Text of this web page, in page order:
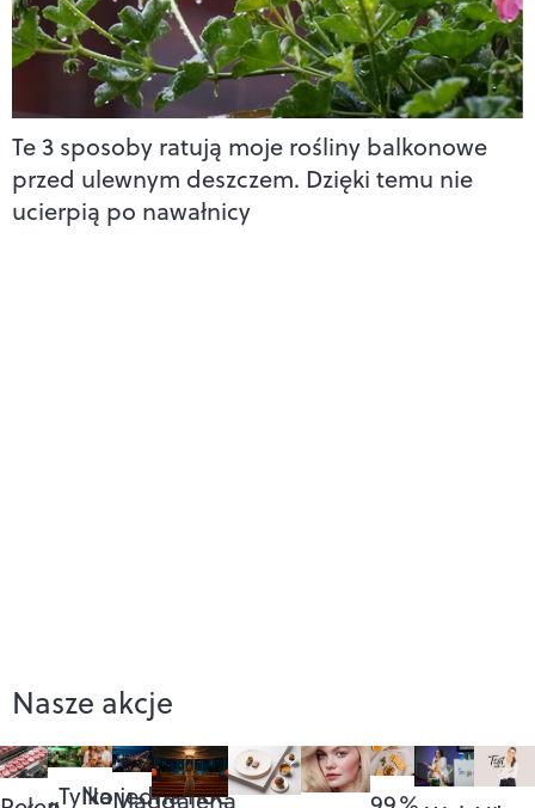
Te 3 sposoby ratują moje rośliny balkonowe
przed ulewnym deszczem. Dzięki temu nie
ucierpią po nawałnicy
Nasze akcje
„Tylko jedna noc”
NaMagdalena